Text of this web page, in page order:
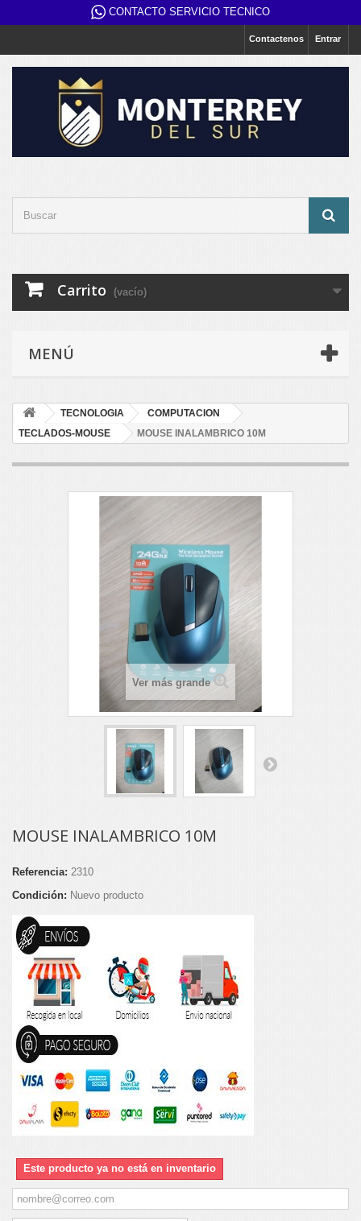
CONTACTO SERVICIO TECNICO
Entrar
Contactenos
Carrito (vacío)
MENÚ
TECNOLOGIA
COMPUTACION
TECLADOS-MOUSE
MOUSE INALAMBRICO 10M
Ver más grande
MOUSE INALAMBRICO 10M
Referencia: 2310
Condición: Nuevo producto
Este producto ya no está en inventario